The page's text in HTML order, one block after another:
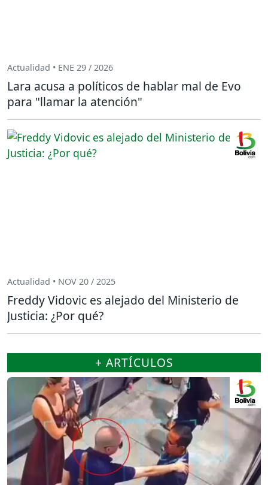
Actualidad • ENE 29 / 2026
Lara acusa a políticos de hablar mal de Evo
para "llamar la atención"
Actualidad • NOV 20 / 2025
Freddy Vidovic es alejado del Ministerio de
Justicia: ¿Por qué?
+ ARTÍCULOS